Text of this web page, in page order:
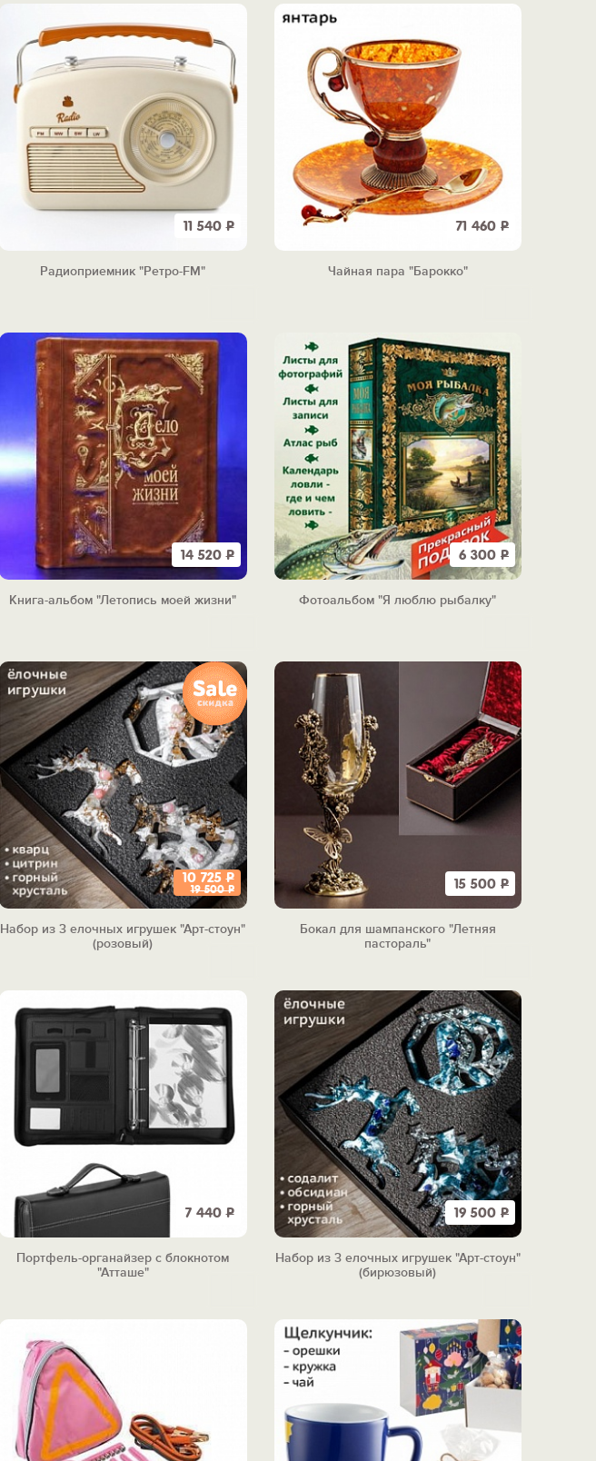
11 540Р
Радиоприемник "Ретро-FM"
71 460 Р
Чайная пара "Барокко"
14 520Р
Книга-альбом "Летопись моей жизни"
6 300 Р
Фотоальбом "Я люблю рыбалку"
10 725Р
19 500Р
Набор из 3 елочных игрушек "Арт-стоун"
(розовый)
15 500 Р
Бокал для шампанского "Летняя
пастораль"
7 440Р
Портфель-органайзер с блокнотом
"Атташе"
19 500 Р
Набор из 3 елочных игрушек "Арт-стоун"
(бирюзовый)